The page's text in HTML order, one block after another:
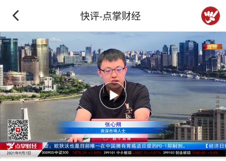
快评-点掌财经